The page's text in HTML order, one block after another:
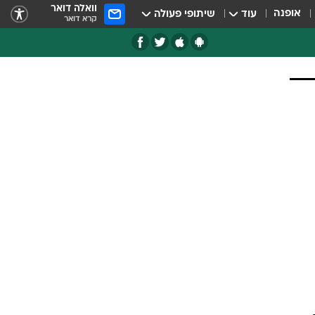
אופנה עוד שיתופי פעולה וואלה דואר
קרא דואר